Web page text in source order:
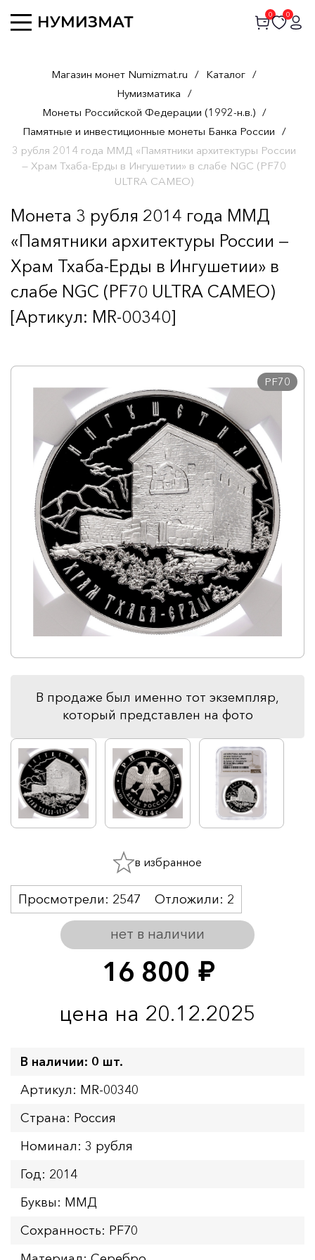
0 0
Магазин монет Numizmat.ru / Каталог /
Нумизматика /
Монеты Российской Федерации (1992-н.в.) /
Памятные и инвестиционные монеты Банка России /
3 рубля 2014 года ММД «Памятники архитектуры России
— Храм Тхаба-Ерды в Ингушетии» в слабе NGC (PF70
ULTRA CAMEO)
Монета 3 рубля 2014 года ММД
«Памятники архитектуры России —
Храм Тхаба-Ерды в Ингушетии» в
слабе NGC (PF70 ULTRA CAMEO)
[Артикул: MR-00340]
PF70
В продаже был именно тот экземпляр,
который представлен на фото
16 800 руб.
цена на 20.12.2025
нет в наличии
Просмотрели: 2547 Отложили: 2
в избранное
В наличии: 0 шт.
Артикул: MR-00340
Страна: Россия
Номинал: 3 рубля
Год: 2014
Буквы: ММД
Сохранность: PF70